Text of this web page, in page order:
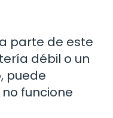
parte de este
débil o un
puede
funcione